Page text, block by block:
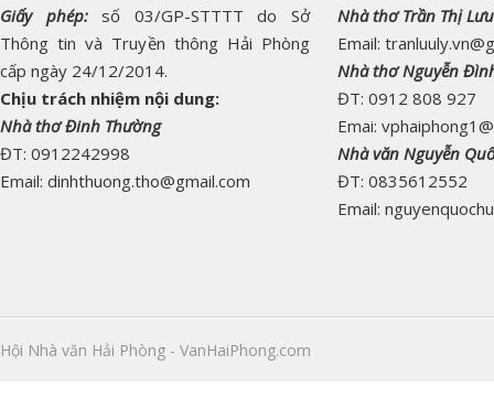
Giấy phép:
số 03/GP-STTTT do Sở
Thông tin và Truyền thông Hải Phòng
cấp ngày 24/12/2014.
Chịu trách nhiệm nội dung:
Nhà thơ Đinh Thường
ĐT: 0912242998
Email: dinhthuong.tho@gmail.com
Nhà thơ Trần Thị
Email:
Nhà thơ Nguyễn
ĐT: 0912 808 927
Emai:
Nhà văn Nguyễn
ĐT: 0835612552
Email:
Hội Nhà văn Hải Phòng - VanHaiPhong.com